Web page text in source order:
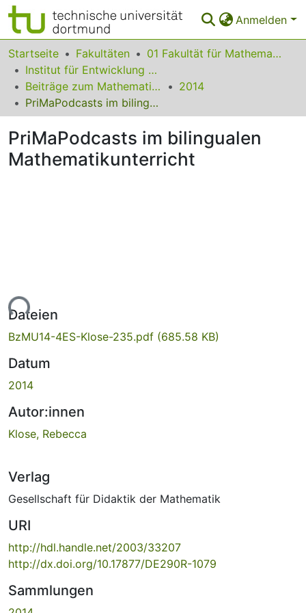
Anmelden
Bereiche & Sammlungen
Das gesamte Repositorium
Statistiken
FAQ
Leitlinien
Startseite Fakultäten
01 Fakultät für Mathematik
Institut für Entwicklung und Erforschung des Mathematikunterrichts
Beiträge zum Mathematikunterricht
2014
PriMaPodcasts im bilingualen Mathematikunterricht
PriMaPodcasts im bilingualen
Mathematikunterricht
Lade...
Dateien
BzMU14-4ES-Klose-235.pdf (685.58 KB)
Datum
2014
Autor:innen
Klose, Rebecca
Verlag
Gesellschaft für Didaktik der Mathematik
URI
http://hdl.handle.net/2003/33207
http://dx.doi.org/10.17877/DE290R-1079
Sammlungen